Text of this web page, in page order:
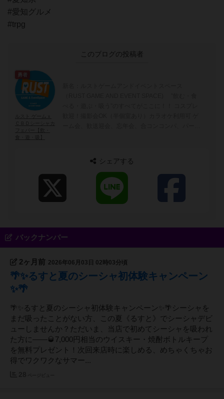
#愛知グルメ
#trpg
このブログの投稿者
ペースでIQOS/加熱式タバコ/電子タバコのみ喫煙可
能となりました（完全分煙） <各種イベント開催中
> 毎月1回以上 TRPGゲーム会 （GM随時募集中）
毎週金曜 カジノゲーム（ブラックジャック、ポー
カー他）練習会 毎週水曜 パチンコ/パチスロBAR
イトゲーム会 不定期開催 おすすめアニメ・映画
ビス実施中
シェアする
バックナンバー
2ヶ月前 2026年06月03日 02時03分頃
🌴✨るすと夏のシーシャ初体験キャンペーン
✨🌴
🌴✨るすと夏のシーシャ初体験キャンペーン✨🌴シーシャを
まだ吸ったことがない方、この夏《るすと》でシーシャデビ
ューしませんか？ただいま、当店で初めてシーシャを吸われ
た方に――🥃7,000円相当のウイスキー・焼酎ボトルキープ
を無料プレゼント！次回来店時に楽しめる、めちゃくちゃお
得でワクワクなサマー...